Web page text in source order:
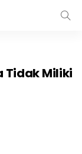
Tidak Miliki